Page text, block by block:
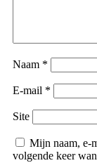
Naam *
E-mail *
Site
Mijn naam, e-
volgende keer